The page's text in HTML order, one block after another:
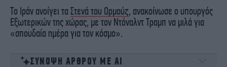
Το Ιράν ανοίγει τα Στενά του Ορμούζ, ανακοίνωσε ο υπουργός
Εξωτερικών της χώρας, με τον Ντόναλντ Τραμπ να μιλά για
«σπουδαία ημέρα για τον κόσμο».
ΣΥΝΟΨΗ ΑΡΘΡΟΥ ΜΕ ΑΙ